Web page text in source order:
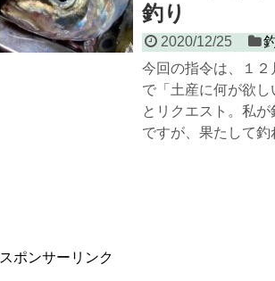
釣り
2020/12/25
今回の指令は、１
で「土産に何が欲し
とリクエスト。私
ですが、果たして釣
スポンサーリンク